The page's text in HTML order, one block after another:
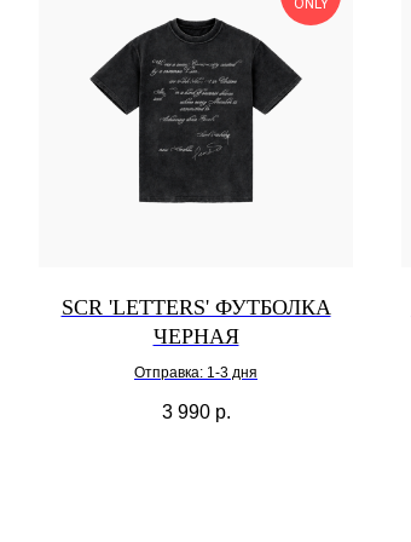
ONLY
SCR 'LETTERS' ФУТБОЛКА
ЧЕРНАЯ
Отправка: 1-3 дня
3 990 р.